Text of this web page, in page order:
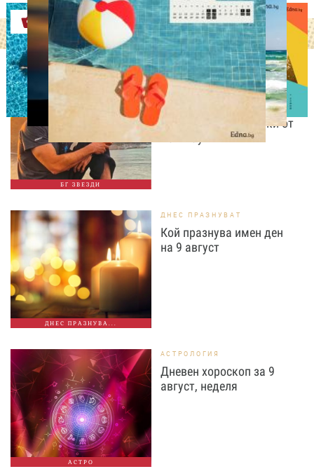
Оферти
БГ ЗВЕЗДИ
ИЗВЕСТНИ
Даниел Петканов покори
Африка: пингвини, акули
и незабравими гледки от
ДНЕС ПРАЗНУВА...
ДНЕС ПРАЗНУВАТ
Кой празнува имен ден
на 9 август
АСТРО
АСТРОЛОГИЯ
Дневен хороскоп за 9
август, неделя